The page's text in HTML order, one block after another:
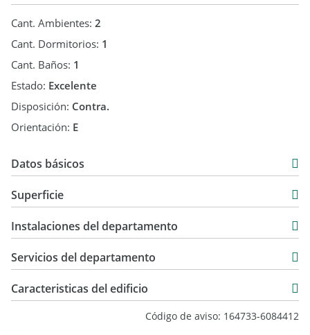
Cant. Ambientes: 2
Cant. Dormitorios: 1
Cant. Baños: 1
Estado: Excelente
Disposición: Contra.
Orientación: E
Datos básicos
Venta
USD 84.000
Superficie
51 m2
Instalaciones del departamento
Servicios del departamento
Caracteristicas del edificio
Código de aviso: 164733-6084412